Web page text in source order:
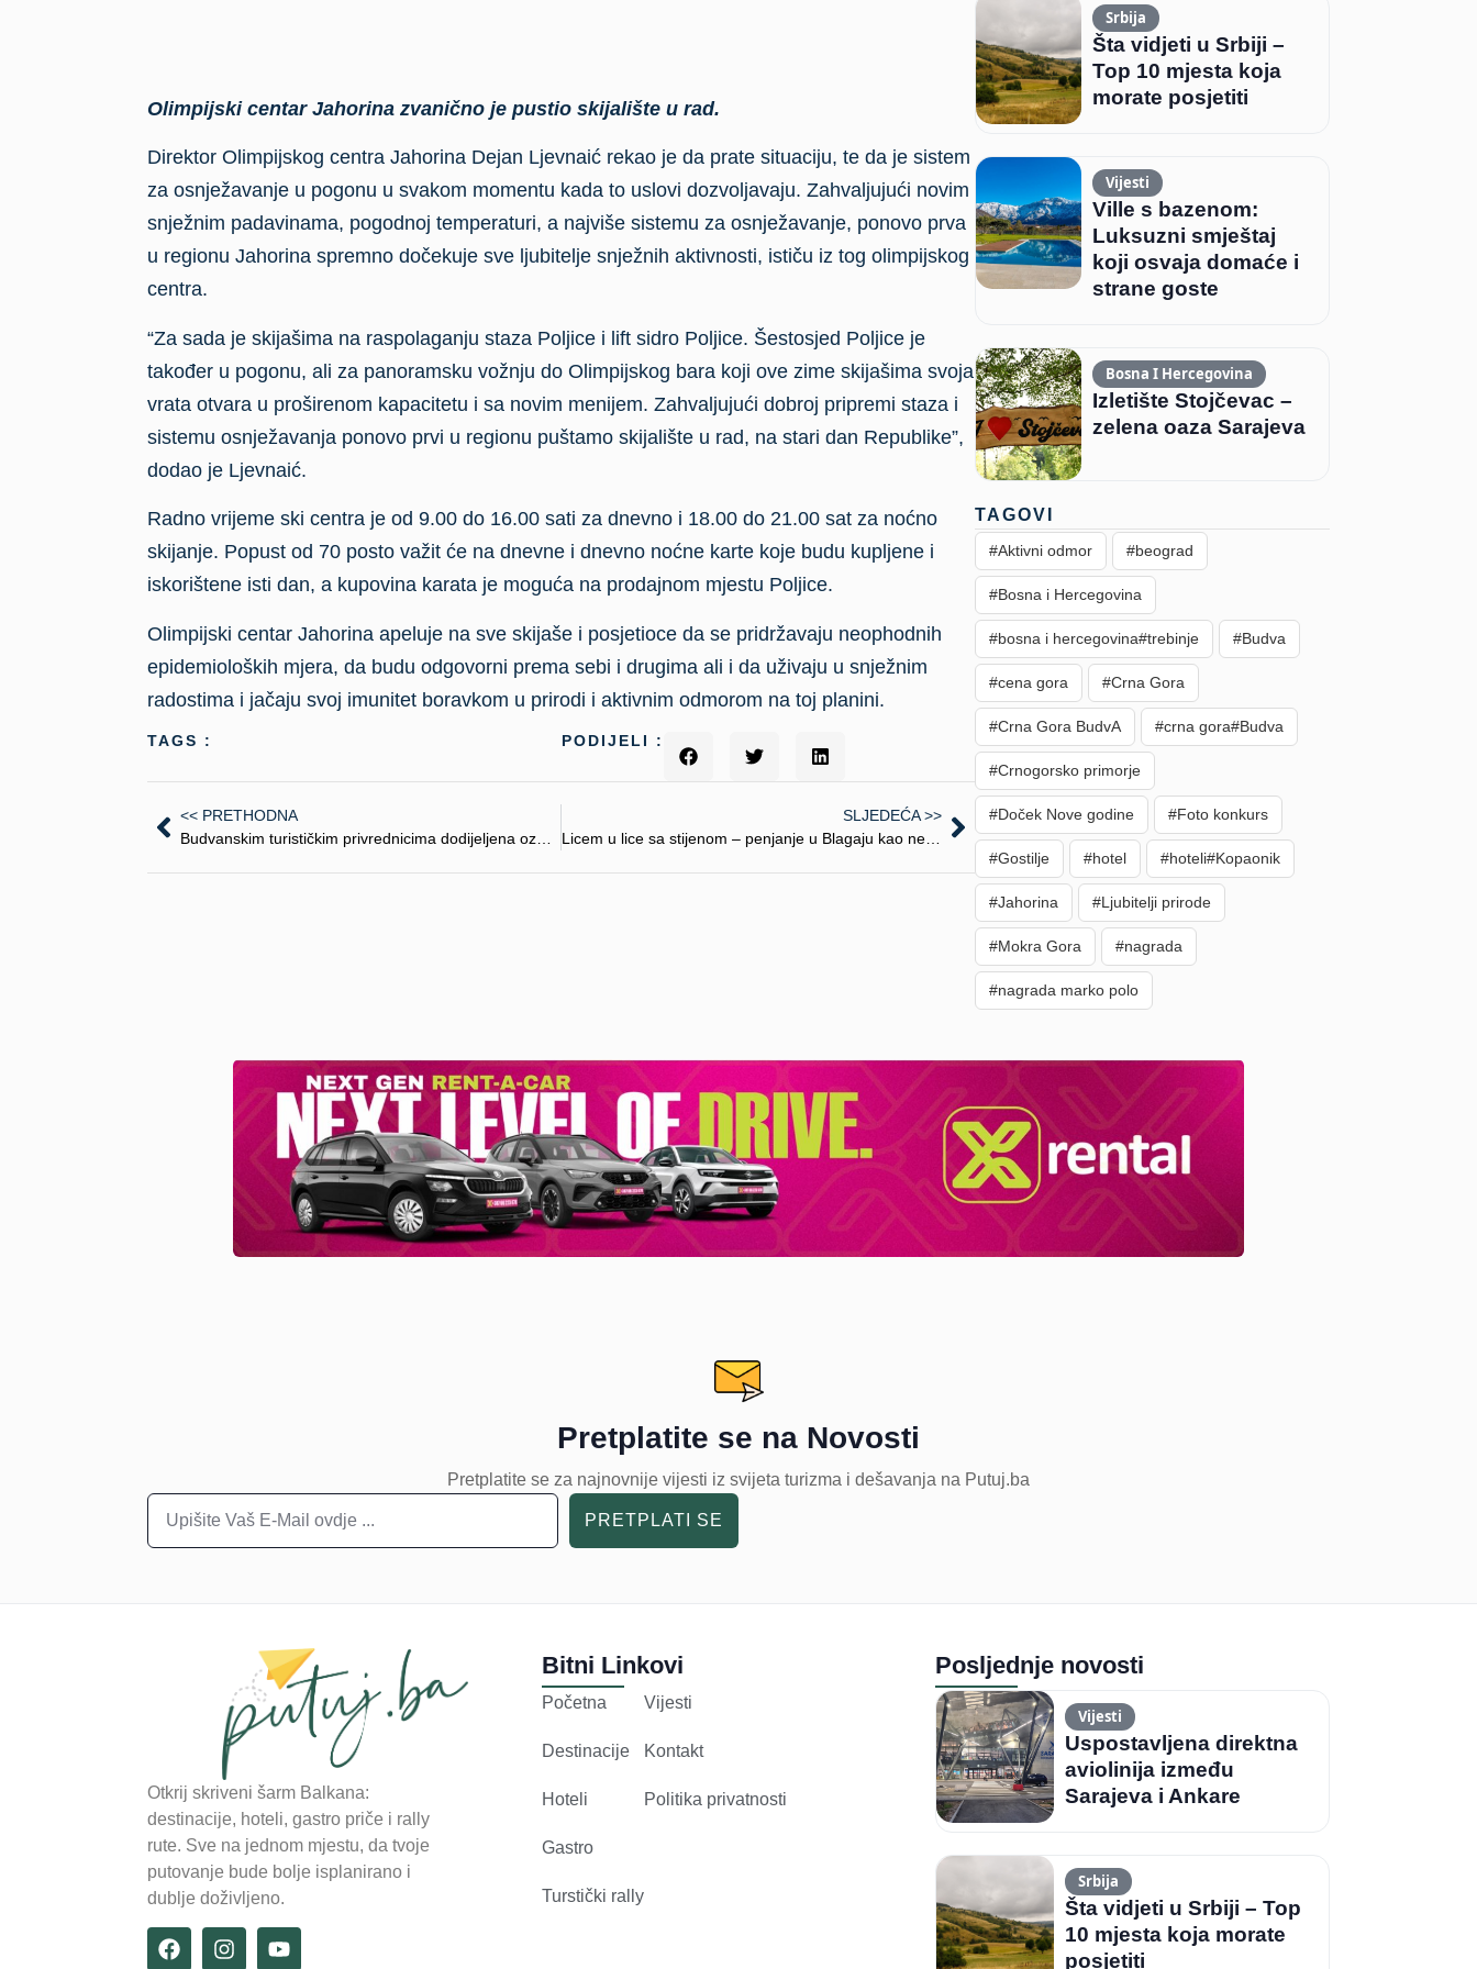
Olimpijski centar Jahorina zvanično je pustio skijalište u rad.
Direktor Olimpijskog centra Jahorina Dejan Ljevnaić rekao je da prate situaciju, te da je sistem
za osnježavanje u pogonu u svakom momentu kada to uslovi dozvoljavaju. Zahvaljujući novim
snježnim padavinama, pogodnoj temperaturi, a najviše sistemu za osnježavanje, ponovo prva
u regionu Jahorina spremno dočekuje sve ljubitelje snježnih aktivnosti, ističu iz tog olimpijskog
centra.
“Za sada je skijašima na raspolaganju staza Poljice i lift sidro Poljice. Šestosjed Poljice je
također u pogonu, ali za panoramsku vožnju do Olimpijskog bara koji ove zime skijašima svoja
vrata otvara u proširenom kapacitetu i sa novim menijem. Zahvaljujući dobroj pripremi staza i
sistemu osnježavanja ponovo prvi u regionu puštamo skijalište u rad, na stari dan Republike”,
dodao je Ljevnaić.
Radno vrijeme ski centra je od 9.00 do 16.00 sati za dnevno i 18.00 do 21.00 sat za noćno
skijanje. Popust od 70 posto važit će na dnevne i dnevno noćne karte koje budu kupljene i
iskorištene isti dan, a kupovina karata je moguća na prodajnom mjestu Poljice.
Olimpijski centar Jahorina apeluje na sve skijaše i posjetioce da se pridržavaju neophodnih
epidemioloških mjera, da budu odgovorni prema sebi i drugima ali i da uživaju u snježnim
radostima i jačaju svoj imunitet boravkom u prirodi i aktivnim odmorom na toj planini.
TAGS : PODIJELI :
<< PRETHODNA
SLJEDEĆA >>
Srbija
Šta vidjeti u Srbiji –
Top 10 mjesta koja
morate posjetiti
Vijesti
Ville s bazenom:
Luksuzni smještaj
koji osvaja domaće i
strane goste
Bosna I Hercegovina
Izletište Stojčevac –
zelena oaza Sarajeva
TAGOVI
#Aktivni odmor #beograd
#Bosna i Hercegovina
#bosna i hercegovina#trebinje #Budva
#cena gora #Crna Gora
#Crna Gora BudvA #crna gora#Budva
#Crnogorsko primorje
#Doček Nove godine #Foto konkurs
#Gostilje #hotel #hoteli#Kopaonik
#Jahorina #Ljubitelji prirode
#Mokra Gora #nagrada
#nagrada marko polo
Pretplatite se na Novosti
Pretplatite se za najnovnije vijesti iz svijeta turizma i dešavanja na Putuj.ba
PRETPLATI SE
Otkrij skriveni šarm Balkana:
destinacije, hoteli, gastro priče i rally
rute. Sve na jednom mjestu, da tvoje
putovanje bude bolje isplanirano i
dublje doživljeno.
Bitni Linkovi
Početna
Destinacije
Hoteli
Gastro
Turstički rally
Vijesti
Kontakt
Politika privatnosti
Posljednje novosti
Vijesti
Uspostavljena direktna
aviolinija između
Sarajeva i Ankare
Srbija
Šta vidjeti u Srbiji – Top
10 mjesta koja morate
posjetiti